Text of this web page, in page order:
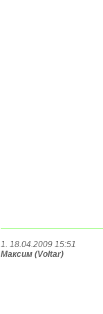
1. 18.04.2009 15:51
Максим (Voltar)